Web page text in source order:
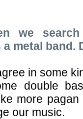
we
metal band.
in some
double
more
our music.